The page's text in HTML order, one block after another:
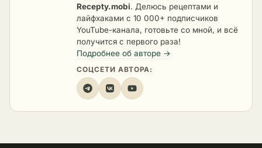
Recepty.mobi. Делюсь рецептами и
лайфхаками с 10 000+ подписчиков
YouTube-канала, готовьте со мной, и всё
получится с первого раза!
Подробнее об авторе →
СОЦСЕТИ АВТОРА: